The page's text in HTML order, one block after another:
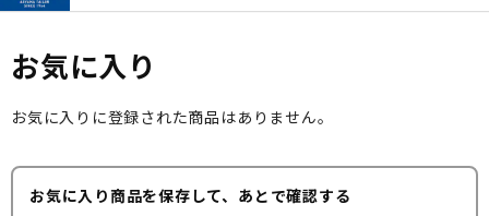
お気に入り
お気に入りに登録された商品はありません。
お気に入り商品を保存して、あとで確認する